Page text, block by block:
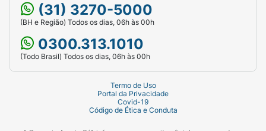
(31) 3270-5000
(BH e Região) Todos os dias, 06h às 00h
0300.313.1010
(Todo Brasil) Todos os dias, 06h às 00h
Termo de Uso
Portal da Privacidade
Covid-19
Código de Ética e Conduta